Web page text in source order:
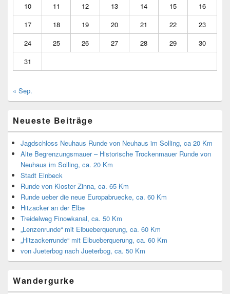
10
11 12 13 14 15
16
17
18 19 20 21 22
23
24
25 26 27 28 29
30
31
« Sep.
Neueste Beiträge
Jagdschloss Neuhaus Runde von Neuhaus im Solling, ca 20 Km
Alte Begrenzungsmauer – Historische Trockenmauer Runde von
Neuhaus im Solling, ca. 20 Km
Stadt Einbeck
Runde von Kloster Zinna, ca. 65 Km
Runde ueber die neue Europabruecke, ca. 60 Km
Hitzacker an der Elbe
Treidelweg Finowkanal, ca. 50 Km
„Lenzenrunde“ mit Elbueberquerung, ca. 60 Km
„Hitzackerrunde“ mit Elbueberquerung, ca. 60 Km
von Jueterbog nach Jueterbog, ca. 50 Km
Wandergurke